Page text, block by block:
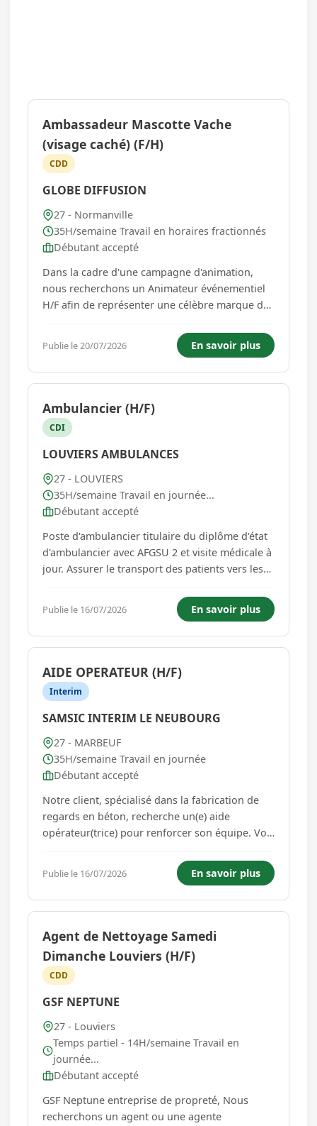
Ambassadeur Mascotte Vache
(visage caché) (F/H)
CDD
GLOBE DIFFUSION
27 - Normanville
35H/semaine Travail en horaires fractionnés
Débutant accepté
Dans la cadre d'une campagne d'animation,
nous recherchons un Animateur événementiel
H/F afin de représenter une célèbre marque de
La personne sera en charge de porter un
costume (visage caché) pour : * Créer de la
visibilité au sein au magas...
Publie le 20/07/2026 En savoir plus
Ambulancier (H/F)
CDI
LOUVIERS AMBULANCES
27 - LOUVIERS
35H/semaine Travail en journée...
Débutant accepté
Poste d'ambulancier titulaire du diplôme d'état
d'ambulancier avec AFGSU 2 et visite médicale à
jour. Assurer le transport des patients vers les
Évaluer l'état général du patient et adapter la
prise en charge si nécessaire. Réaliser les
gestes de ...
Publie le 16/07/2026 En savoir plus
AIDE OPERATEUR (H/F)
Interim
SAMSIC INTERIM LE NEUBOURG
27 - MARBEUF
35H/semaine Travail en journée
Débutant accepté
Notre client, spécialisé dans la fabrication de
regards en béton, recherche un(e) aide
opérateur(trice) pour renforcer son équipe. Vos
Récupérer les regards en béton en fin de
production. Organiser et gérer l'espace de
stockage. Utiliser les équipem...
Publie le 16/07/2026 En savoir plus
Agent de Nettoyage Samedi
Dimanche Louviers (H/F)
CDD
GSF NEPTUNE
27 - Louviers
Temps partiel - 14H/semaine Travail en
journée...
Débutant accepté
GSF Neptune entreprise de propreté, Nous
recherchons un agent ou une agente